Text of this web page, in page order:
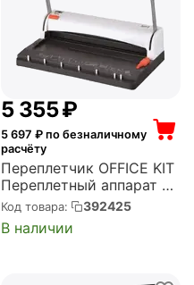
5 355₽
5 697 ₽ по безналичному
расчёту
Переплетчик OFFICE KIT
Переплетный аппарат на
пластиковую пружину
(A4, A5, механический,
шаг 9:16, перфорация 15
Код товара: 392425
В наличии